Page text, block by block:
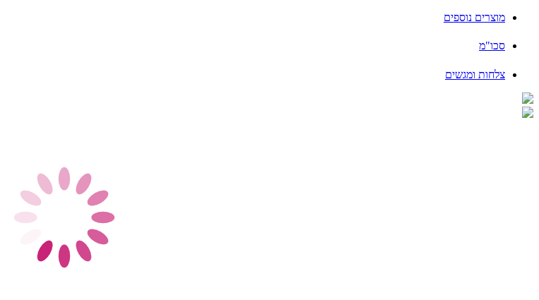
מוצרים נוספים
סכו"מ
צלחות ומגשים